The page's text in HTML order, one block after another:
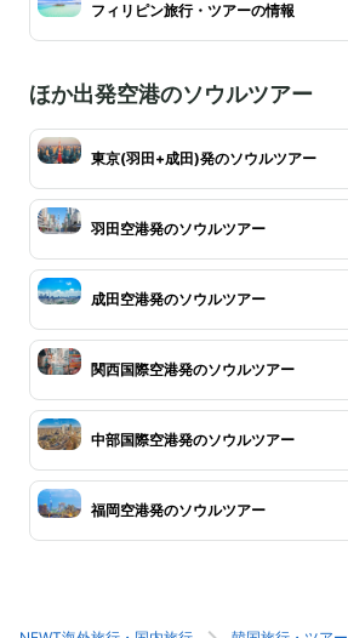
フィリピン旅行・ツアーの情報
ほか出発空港のソウルツアー
東京(羽田+成田)発のソウルツアー
羽田空港発のソウルツアー
成田空港発のソウルツアー
関西国際空港発のソウルツアー
中部国際空港発のソウルツアー
福岡空港発のソウルツアー